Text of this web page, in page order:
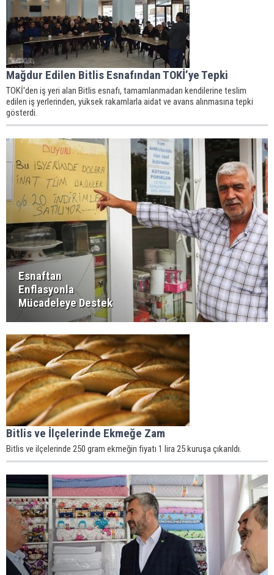
Mağdur Edilen Bitlis Esnafından TOKİ’ye Tepki
TOKİ'den iş yeri alan Bitlis esnafı, tamamlanmadan kendilerine teslim
edilen iş yerlerinden, yüksek rakamlarla aidat ve avans alınmasına tepki
gösterdi.
Esnaftan
Enflasyonla
Mücadeleye Destek
Bitlis ve İlçelerinde Ekmeğe Zam
Bitlis ve ilçelerinde 250 gram ekmeğin fiyatı 1 lira 25 kuruşa çıkarıldı.